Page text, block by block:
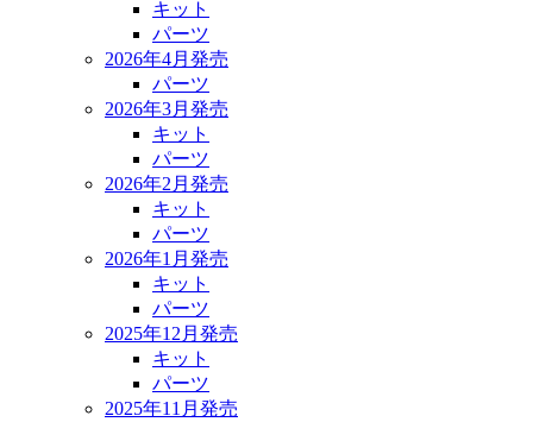
キット
パーツ
2026年4月発売
パーツ
2026年3月発売
キット
パーツ
2026年2月発売
キット
パーツ
2026年1月発売
キット
パーツ
2025年12月発売
キット
パーツ
2025年11月発売